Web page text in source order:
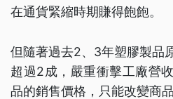
在通貨緊縮時期賺得飽飽。
但隨著過去2、3年塑膠製品
超過2成，嚴重衝擊工廠營
品的銷售價格，只能改變商品